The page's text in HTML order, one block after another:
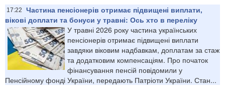
17:22
Частина пенсіонерів отримає підвищені виплати,
вікові доплати та бонуси у травні: Ось хто в переліку
У травні 2026 року частина українських
пенсіонерів отримає підвищені виплати
завдяки віковим надбавкам, доплатам за стаж
та додатковим компенсаціям. Про початок
фінансування пенсій повідомили у
Пенсійному фонді України, передають Патріоти України. Стан...